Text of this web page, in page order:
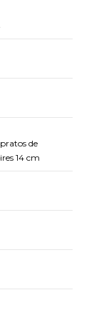
de
14 cm